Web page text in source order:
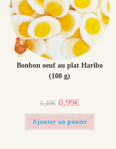
!
Bonbon oeuf au plat Haribo
(100 g)
1,49€ Le
prix
initial
était :
1,49€.
0,99€Le
prix
actuel
est :
0,99€.
Ajouter au panier